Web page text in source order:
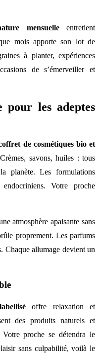
mensuelleentretient
mois apporte son lot de
à planter, expériences
de s’émerveiller et
pour les adeptes
de cosmétiques bio et
savons, huiles : tous
planète. Les formulations
Votre proche
atmosphère apaisante sans
proprement. Les parfums
Chaque allumage devient un
offre relaxation et
des produits naturels et
proche se détendra le
sans culpabilité, voilà le